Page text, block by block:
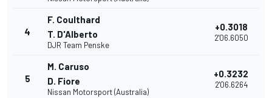
4
F. Coulthard
T. D'Alberto
DJR Team Penske
+0.3018
2'06.6050
5
M. Caruso
D. Fiore
Nissan Motorsport (Australia)
+0.3232
2'06.6264